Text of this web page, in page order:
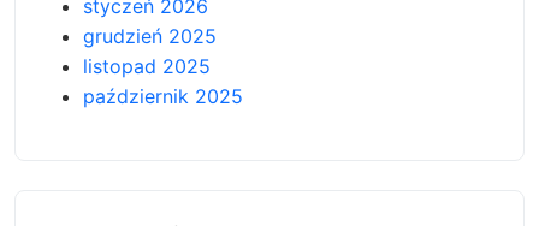
styczeń 2026
grudzień 2025
listopad 2025
październik 2025